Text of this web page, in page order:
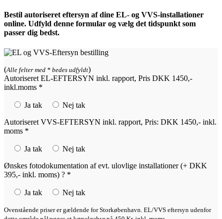
Bestil autoriseret eftersyn af dine EL- og VVS-installationer
online. Udfyld denne formular og vælg det tidspunkt som
passer dig bedst.
(Alle felter med * bedes udfyldt)
Autoriseret EL-EFTERSYN inkl. rapport, Pris DKK 1450,-
inkl.moms *
Ja tak
Nej tak
Autoriseret VVS-EFTERSYN inkl. rapport, Pris: DKK 1450,- inkl.
moms *
Ja tak
Nej tak
Ønskes fotodokumentation af evt. ulovlige installationer (+ DKK
395,- inkl. moms) ? *
Ja tak Nej tak
Ovenstående priser er gældende for Storkøbenhavn. EL/VVS eftersyn udenfor